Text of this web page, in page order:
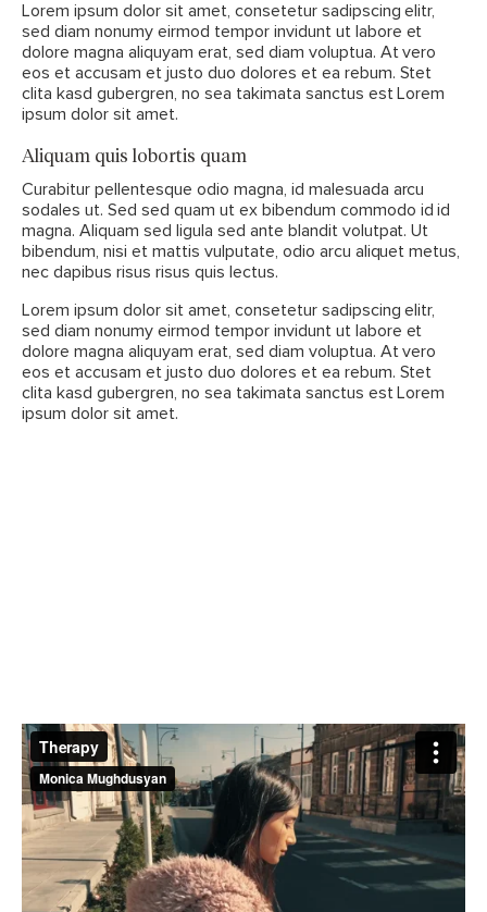
Lorem ipsum dolor sit amet, consetetur sadipscing elitr,
sed diam nonumy eirmod tempor invidunt ut labore et
dolore magna aliquyam erat, sed diam voluptua. At vero
eos et accusam et justo duo dolores et ea rebum. Stet
clita kasd gubergren, no sea takimata sanctus est Lorem
ipsum dolor sit amet.
Aliquam quis lobortis quam
Curabitur pellentesque odio magna, id malesuada arcu
sodales ut. Sed sed quam ut ex bibendum commodo id id
magna. Aliquam sed ligula sed ante blandit volutpat. Ut
bibendum, nisi et mattis vulputate, odio arcu aliquet metus,
nec dapibus risus risus quis lectus.
Lorem ipsum dolor sit amet, consetetur sadipscing elitr,
sed diam nonumy eirmod tempor invidunt ut labore et
dolore magna aliquyam erat, sed diam voluptua. At vero
eos et accusam et justo duo dolores et ea rebum. Stet
clita kasd gubergren, no sea takimata sanctus est Lorem
ipsum dolor sit amet.